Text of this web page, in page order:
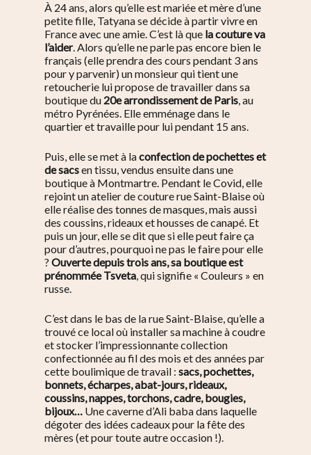
À 24 ans, alors qu’elle est mariée et mère d’une
petite fille, Tatyana se décide à partir vivre en
France avec une amie. C’est là que la couture va
l’aider.Alors qu’elle ne parle pas encore bien le
français (elle prendra des cours pendant 3 ans
pour y parvenir) un monsieur qui tient une
retoucherie lui propose de travailler dans sa
boutique du 20e arrondissement de Paris, au
métro Pyrénées. Elle emménage dans le
quartier et travaille pour lui pendant 15 ans.
Puis, elle se met à laconfection de pochettes et
de sacsen tissu, vendus ensuite dans une
boutique à Montmartre. Pendant le Covid, elle
rejoint un atelier de couture rue Saint-Blaise où
elle réalise des tonnes de masques, mais aussi
des coussins, rideaux et housses de canapé. Et
puis un jour, elle se dit que si elle peut faire ça
pour d’autres, pourquoi ne pas le faire pour elle
? Ouverte depuis trois ans, sa boutique est
prénommée Tsveta, qui signifie « Couleurs » en
russe.
C’est dans le bas de la rue Saint-Blaise, qu’elle a
trouvé ce local où installer sa machine à coudre
et stocker l’impressionnante collection
confectionnée au fil des mois et des années par
cette boulimique de travail : sacs, pochettes,
bonnets, écharpes, abat-jours, rideaux,
coussins, nappes, torchons, cadre, bougies,
bijoux… Une caverne d’Ali baba dans laquelle
dégoter des idées cadeaux pour la fête des
mères (et pour toute autre occasion !).